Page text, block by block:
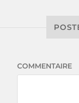
COMMENTAIRE